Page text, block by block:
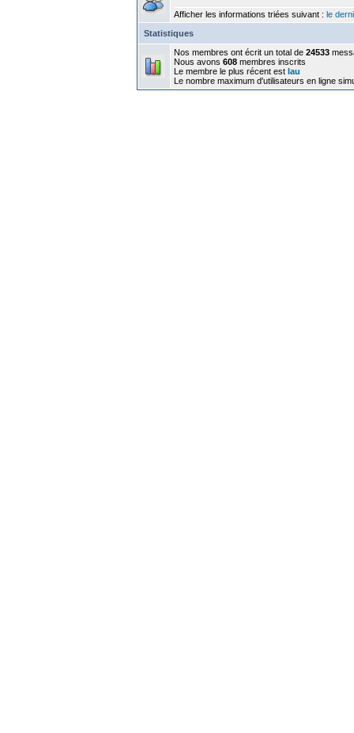
Afficher les informations triées suivant : le
Statistiques
Nos membres ont écrit un total de 24533
Nous avons 608 membres inscrits
Le membre le plus récent est lau
Le nombre maximum d'utilisateurs en ligne